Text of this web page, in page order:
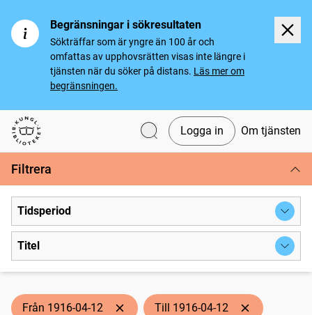
Begränsningar i sökresultaten
Sökträffar som är yngre än 100 år och
omfattas av upphovsrätten visas inte längre i
tjänsten när du söker på distans. Läs mer om
begränsningen.
Svenska tidningar
Logga in Om tjänsten
Filtrera
Tidsperiod
Titel
Från 1916-04-12 Till 1916-04-12